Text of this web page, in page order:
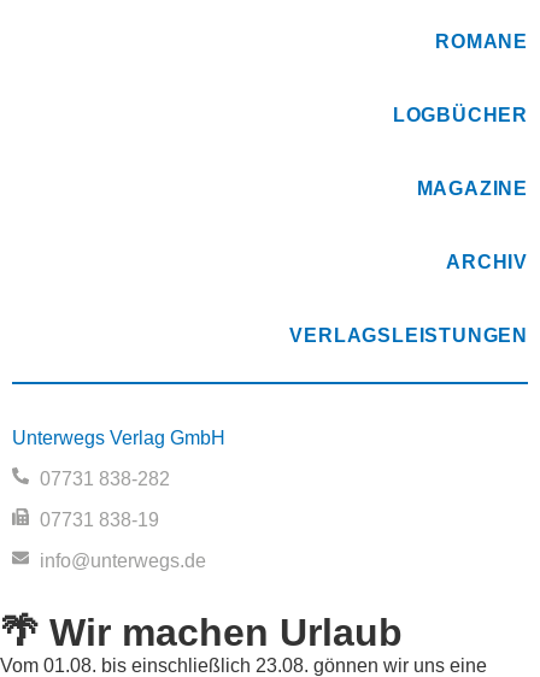
ROMANE
LOGBÜCHER
MAGAZINE
ARCHIV
VERLAGSLEISTUNGEN
Unterwegs Verlag GmbH
07731 838-282
07731 838-19
info@unterwegs.de
🌴 Wir machen Urlaub
Vom 01.08. bis einschließlich 23.08. gönnen wir uns eine